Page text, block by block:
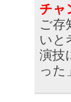
チャ
ご存
いと
演技
った